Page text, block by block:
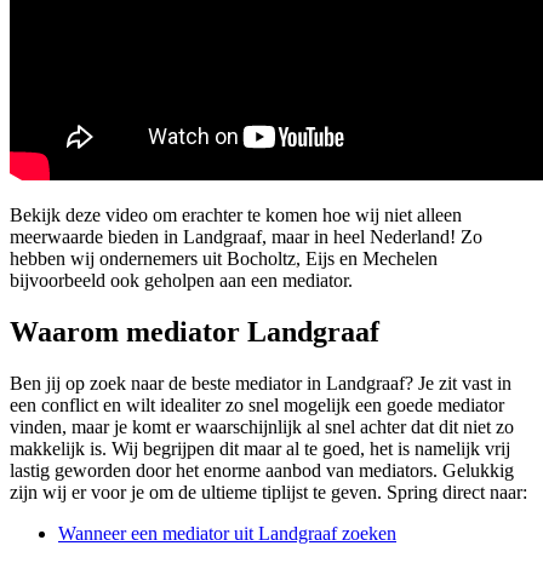
Bekijk deze video om erachter te komen hoe wij niet alleen
meerwaarde bieden in Landgraaf, maar in heel Nederland! Zo
hebben wij ondernemers uit Bocholtz, Eijs en Mechelen
bijvoorbeeld ook geholpen aan een mediator.
Waarom mediator Landgraaf
Ben jij op zoek naar de beste mediator in Landgraaf? Je zit vast in
een conflict en wilt idealiter zo snel mogelijk een goede mediator
vinden, maar je komt er waarschijnlijk al snel achter dat dit niet zo
makkelijk is. Wij begrijpen dit maar al te goed, het is namelijk vrij
lastig geworden door het enorme aanbod van mediators. Gelukkig
zijn wij er voor je om de ultieme tiplijst te geven. Spring direct naar:
Wanneer een mediator uit Landgraaf zoeken